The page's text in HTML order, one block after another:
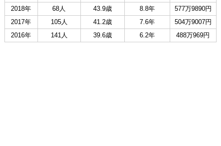
2018年
68人 43.9歳 8.8年
577万9890円
2017年
105人 41.2歳 7.6年
504万9007円
2016年
141人 39.6歳 6.2年 488万969円